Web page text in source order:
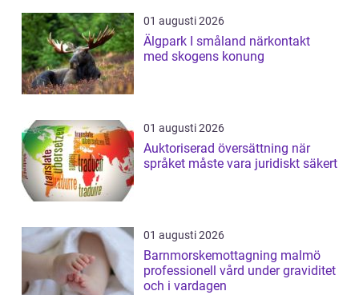
01 augusti 2026
Älgpark I småland närkontakt
med skogens konung
01 augusti 2026
Auktoriserad översättning när
språket måste vara juridiskt säkert
01 augusti 2026
Barnmorskemottagning malmö
professionell vård under graviditet
och i vardagen